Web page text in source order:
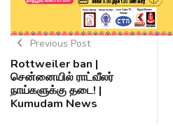
Previous Post
Rottweiler ban |
சென்னையில் ராட்வீலர்
நாய்களுக்கு தடை! |
Kumudam News